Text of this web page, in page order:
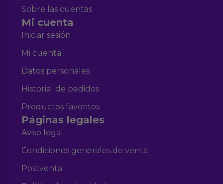
Sobre las cuentas
Mi cuenta
Iniciar sesión
Mi cuenta
Datos personales
Historial de pedidos
Productos favoritos
Páginas legales
Aviso legal
Condiciones generales de venta
Postventa